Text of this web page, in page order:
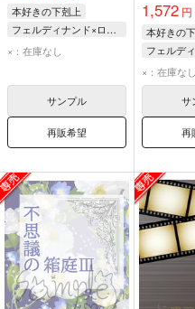
本好きの下剋上
フェルディナンド×ローゼマイン
フェルディナンド
×：在庫なし
サンプル
再販希望
1,572 円
本好きの
フェルデ
ローゼマ
×：在庫なし
サ
再